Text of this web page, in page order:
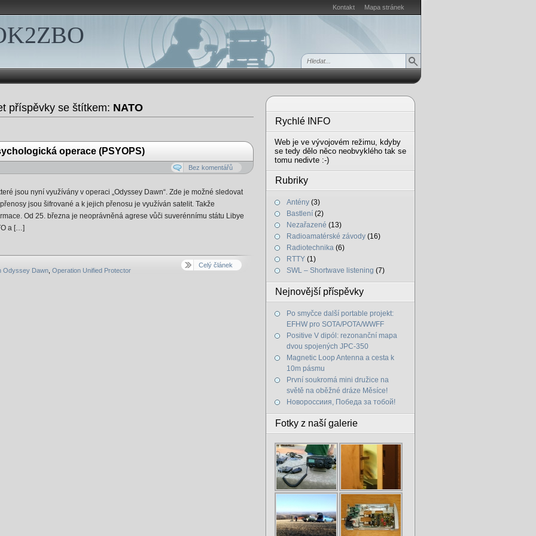
Kontakt Mapa stránek
příspěvky se štítkem: NATO
operace (PSYOPS)
Bez komentářů
jsou nyní využívány v operaci „Odyssey Dawn“. Zde je možné sledovat
jsou šifrované a k jejich přenosu je využíván satelit. Takže
Od 25. března je neoprávněná agrese vůči suverénnímu státu Libye
a […]
Odyssey Dawn Operation Unified Protector
Celý článek
Rychlé INFO
Web je ve vývojovém režimu, kdyby
se tedy dělo něco neobvyklého tak se
tomu nedivte :-)
Rubriky
Antény (3)
Bastlení (2)
Nezařazené (13)
Radioamatérské závody (16)
Radiotechnika (6)
RTTY (1)
SWL – Shortwave listening (7)
Nejnovější příspěvky
Po smyčce další portable projekt:
EFHW pro SOTA/POTA/WWFF
Positive V dipól: rezonanční mapa
dvou spojených JPC-350
Magnetic Loop Antenna a cesta k
10m pásmu
První soukromá mini družice na
světě na oběžné dráze Měsíce!
Новороссиия, Победа за тобой!
Fotky z naší galerie